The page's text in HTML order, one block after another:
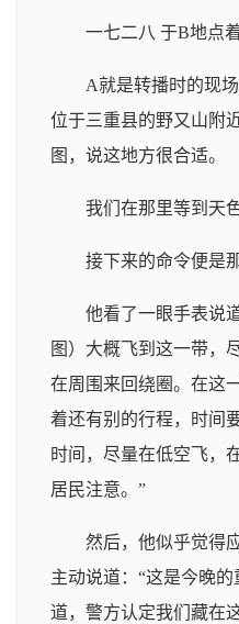
一七二八 于B地点
A就是转播时的现
位于三重县的野又山附
图，说这地方很合适。
我们在那里等到天
接下来的命令便是
他看了一眼手表说
图）大概飞到这一带，
在周围来回绕圈。在这
着还有别的行程，时间
时间，尽量在低空飞，
居民注意。”
然后，他似乎觉得
主动说道：“这是今晚
道，警方认定我们藏在